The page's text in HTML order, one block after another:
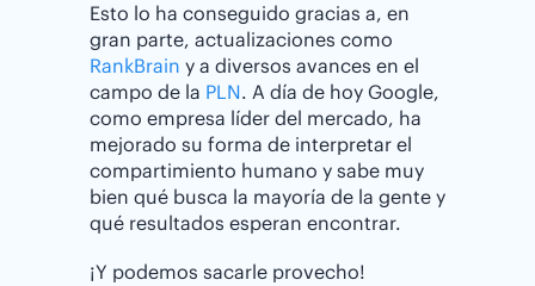
Esto lo ha conseguido gracias a, en
gran parte, actualizaciones como
RankBrain y a diversos avances en el
campo de la PLN. A día de hoy Google,
como empresa líder del mercado, ha
mejorado su forma de interpretar el
compartimiento humano y sabe muy
bien qué busca la mayoría de la gente y
qué resultados esperan encontrar.
¡Y podemos sacarle provecho!